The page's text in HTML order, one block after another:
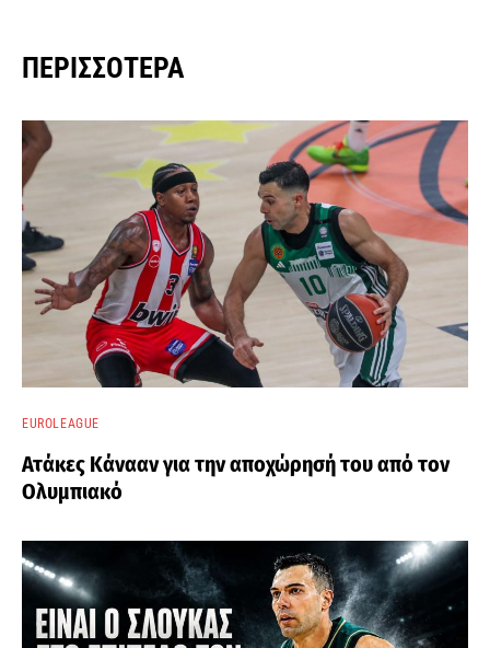
ΠΕΡΙΣΣΌΤΕΡΑ
EUROLEAGUE
Ατάκες Κάνααν για την αποχώρησή του από τον
Ολυμπιακό